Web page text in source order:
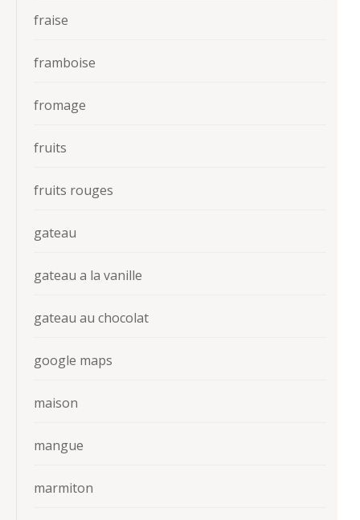
fraise
framboise
fromage
fruits
fruits rouges
gateau
gateau a la vanille
gateau au chocolat
google maps
maison
mangue
marmiton